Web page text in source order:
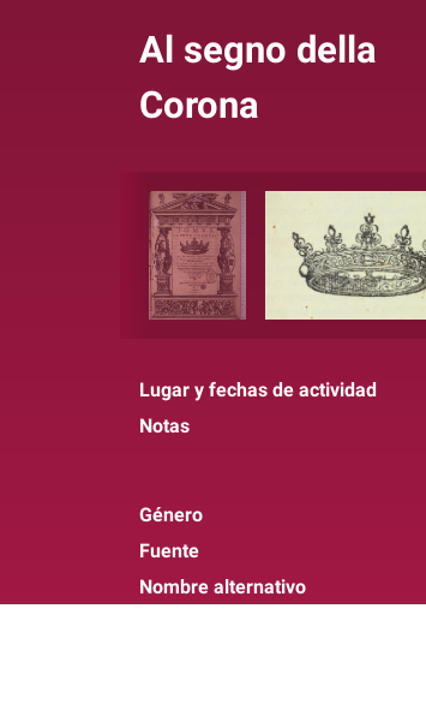
Al segno della
Corona
Lugar y fechas de actividad
Notas
Género
Fuente
Nombre alternativo